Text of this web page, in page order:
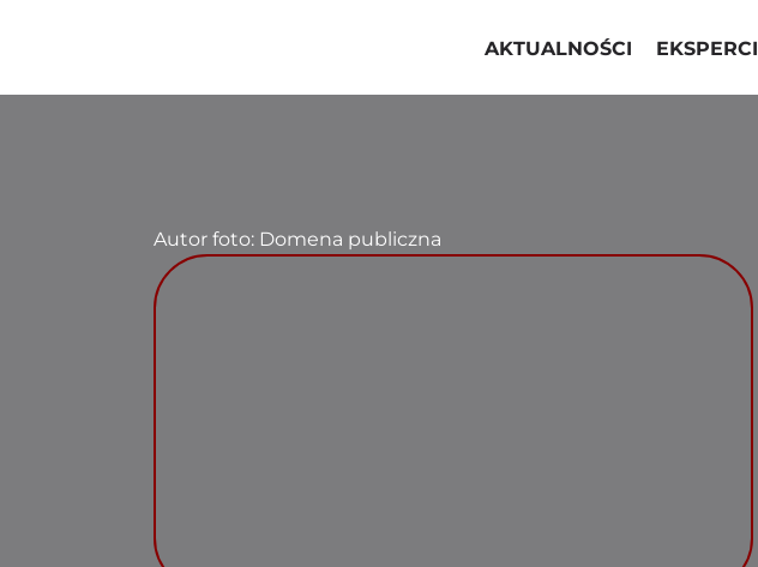
AKTUALNOŚCI EKSPERCI
Autor foto: Domena publiczna